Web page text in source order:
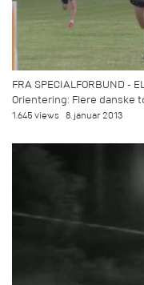
FRA SPECIALFORBUND -
Orientering: Flere danske
1.645 views 8. januar 2013